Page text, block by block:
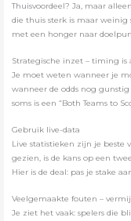
Thuisvoordeel? Ja, maar
die thuis sterk is maar weinig
met een honger naar
Strategische inzet – timing is
Je moet weten wanneer je
wanneer de odds nog
soms is een “Both Teams to
Gebruik live-data
Live statistieken zijn je beste
gezien, is de kans op een
Hier is de deal: pas je stake
Veelgemaakte fouten –
Je ziet het vaak: spelers die